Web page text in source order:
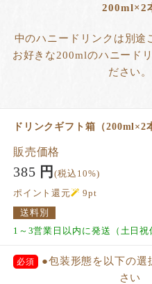
200ml×2
中のハニードリンクは別途
お好きな200mlのハニード
ださい。
ドリンクギフト箱（200ml×2
販売価格
385 円(税込10%)
ポイント還元
9pt
送料別
1～3営業日以内に発送（土日祝
●包装形態を以下の選
さい